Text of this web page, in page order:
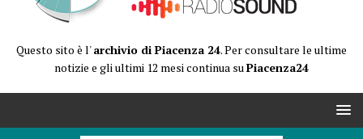
Questo sito è l'archivio di Piacenza 24. Per consultare le ultime
notizie e gli ultimi 12 mesi continua suPiacenza24